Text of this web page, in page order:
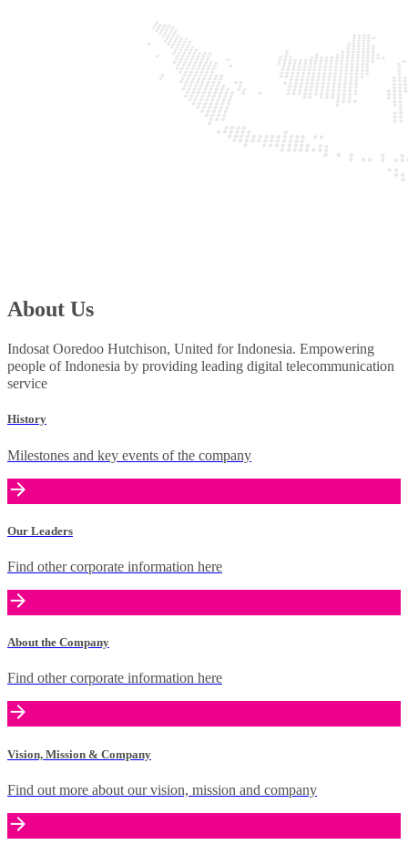
About Us
Indosat Ooredoo Hutchison, United for Indonesia. Empowering
people of Indonesia by providing leading digital telecommunication
service
History
Milestones and key events of the company
Our Leaders
Find other corporate information here
About the Company
Find other corporate information here
Vision, Mission & Company
Find out more about our vision, mission and company